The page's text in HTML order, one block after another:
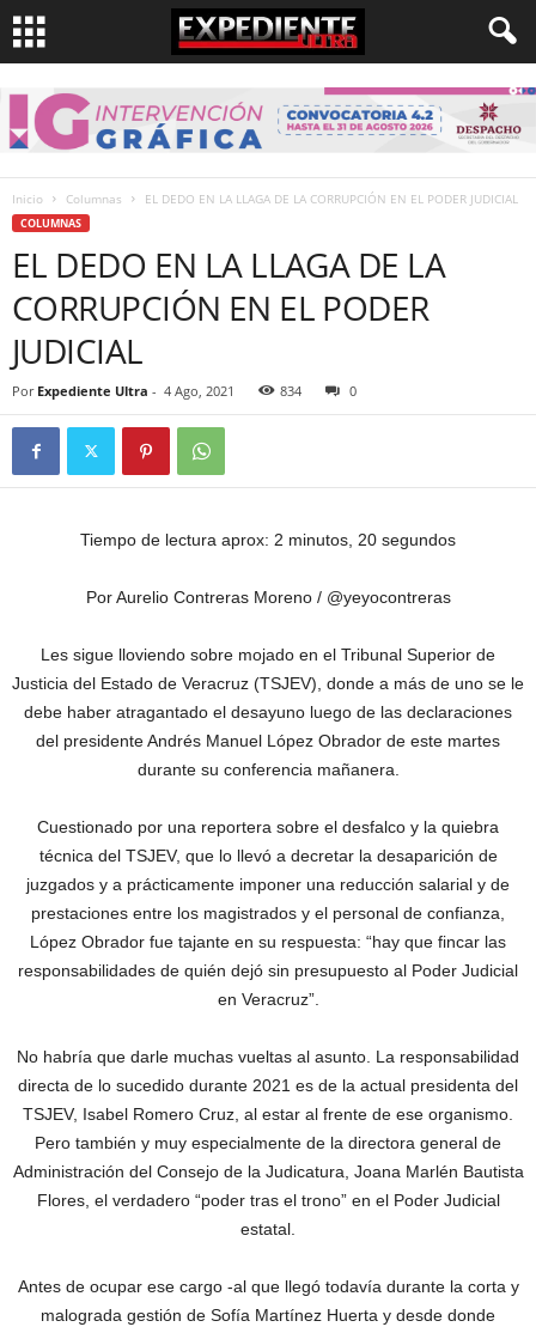
Inicio Columnas EL DEDO EN LA LLAGA DE LA CORRUPCIÓN EN EL PODER JUDICIAL
COLUMNAS
EL DEDO EN LA LLAGA DE LA
CORRUPCIÓN EN EL PODER
JUDICIAL
Por Expediente Ultra - 4 Ago, 2021 834 0
Tiempo de lectura aprox: 2 minutos, 20 segundos
Por Aurelio Contreras Moreno / @yeyocontreras
Les sigue lloviendo sobre mojado en el Tribunal Superior de
Justicia del Estado de Veracruz (TSJEV), donde a más de uno se le
debe haber atragantado el desayuno luego de las declaraciones
del presidente Andrés Manuel López Obrador de este martes
durante su conferencia mañanera.
Cuestionado por una reportera sobre el desfalco y la quiebra
técnica del TSJEV, que lo llevó a decretar la desaparición de
juzgados y a prácticamente imponer una reducción salarial y de
prestaciones entre los magistrados y el personal de confianza,
López Obrador fue tajante en su respuesta: “hay que fincar las
responsabilidades de quién dejó sin presupuesto al Poder Judicial
en Veracruz”.
No habría que darle muchas vueltas al asunto. La responsabilidad
directa de lo sucedido durante 2021 es de la actual presidenta del
TSJEV, Isabel Romero Cruz, al estar al frente de ese organismo.
Pero también y muy especialmente de la directora general de
Administración del Consejo de la Judicatura, Joana Marlén Bautista
Flores, el verdadero “poder tras el trono” en el Poder Judicial
estatal.
Antes de ocupar ese cargo -al que llegó todavía durante la corta y
malograda gestión de Sofía Martínez Huerta y desde donde